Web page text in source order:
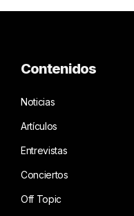
Contenidos
Noticias
Artículos
Entrevistas
Conciertos
Off Topic